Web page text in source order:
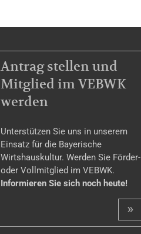
MITGLIEDSCHAFT
Antrag stellen und
Mitglied im VEBWK
werden
Unterstützen Sie uns in unserem
Einsatz für die Bayerische
Wirtshauskultur. Werden Sie Förder-
oder Vollmitglied im VEBWK.
Informieren Sie sich noch heute!
»